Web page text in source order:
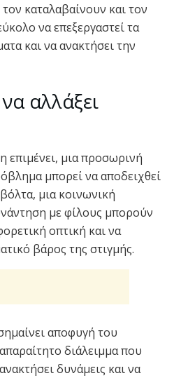
καταλαβαίνουν και τον
να επεξεργαστεί τα
και να ανακτήσει την
αλλάξει
επιμένει, μια προσωρινή
μπορεί να αποδειχθεί
μια κοινωνική
με φίλους μπορούν
οπτική και να
βάρος της στιγμής.
αποφυγή του
διάλειμμα που
δυνάμεις και να